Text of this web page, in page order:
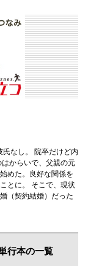
なし。 院卒だけど内
からいで、父親の元
めた。良好な関係を
とに。 そこで、現状
（契約結婚）だった
行本の一覧